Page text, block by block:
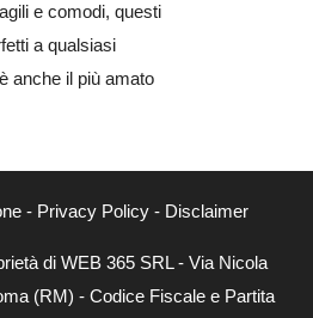
e comodi, questi
a qualsiasi
anche il più amato
- Privacy Policy- Disclaimer
di WEB 365 SRL - Via Nicola
(RM) - Codice Fiscale e Partita